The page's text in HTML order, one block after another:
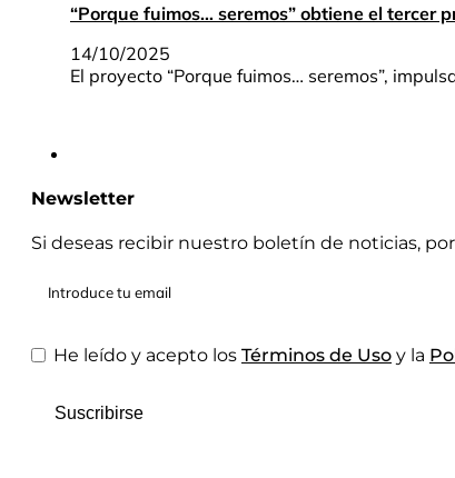
“Porque fuimos… seremos” obtiene el tercer
14/10/2025
El proyecto “Porque fuimos… seremos”,
Newsletter
Si deseas recibir nuestro boletín de noticias,
He leído y acepto los Términos de Uso y la
Suscribirse